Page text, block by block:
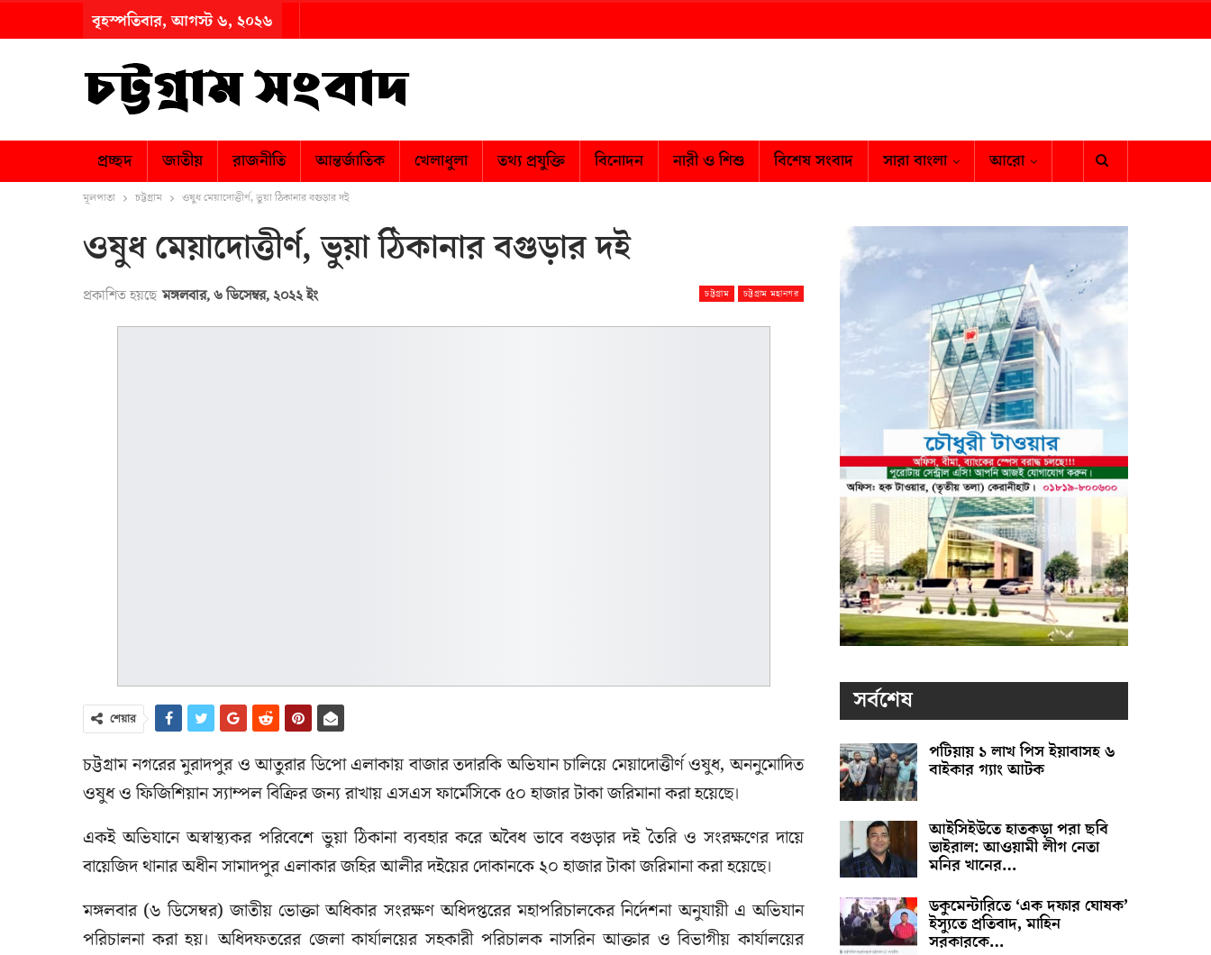
বৃহস্পতিবার, আগস্ট ৬, ২০২৬
প্রচ্ছদ জাতীয় রাজনীতি আন্তর্জাতিক খেলাধুলা তথ্য প্রযুক্তি বিনোদন নারী ও শিশু বিশেষ সংবাদ সারা বাংলা আরো
মূলপাতা চট্টগ্রাম ওষুধ মেয়াদোত্তীর্ণ, ভুয়া ঠিকানার বগুড়ার দই
ওষুধ মেয়াদোত্তীর্ণ, ভুয়া ঠিকানার বগুড়ার দই
চট্টগ্রাম চট্টগ্রাম মহানগর
প্রকাশিত হয়ছে মঙ্গলবার, ৬ ডিসেম্বর, ২০২২ ইং
শেয়ার
চট্টগ্রাম নগরের মুরাদপুর ও আতুরার ডিপো এলাকায় বাজার তদার‌কি অ‌ভিযান চালিয়ে মেয়াদোত্তীর্ণ ওষুধ, অননুমোদিত
ওষুধ ও ফিজিশিয়ান স্যাম্পল বিক্রির জন্য রাখায় এসএস ফার্মেসিকে ৫০ হাজার টাকা জরিমানা করা হয়েছে।
একই অভিযানে অস্বাস্থ্যকর প‌রি‌বে‌শে ভুয়া ঠিকানা ব্যবহার করে অবৈধ ভাবে বগুড়ার দই তৈরি ও সংরক্ষণের দায়ে
বায়েজিদ থানার অধীন সামাদপুর এলাকার জহির আলীর দইয়ের দোকানকে ২০ হাজার টাকা জ‌রিমানা করা হয়েছে।
মঙ্গলবার (৬ ডিসেম্বর) জাতীয় ভোক্তা অ‌ধিকার সংরক্ষণ অ‌ধিদপ্ত‌রের মহাপ‌রিচালকের নি‌র্দেশনা অনুযায়ী এ অভিযান
পরিচালনা করা হয়। অধিদফতরের জেলা কার্যালয়ের সহকারী প‌রিচালক নাসরিন আক্তার ও বিভাগীয় কার্যালয়ের
সর্বশেষ
পটিয়ায় ১ লাখ পিস ইয়াবাসহ ৬
বাইকার গ্যাং আটক
আইসিইউতে হাতকড়া পরা ছবি
ভাইরাল: আওয়ামী লীগ নেতা
মনির খানের…
ডকুমেন্টারিতে ‘এক দফার ঘোষক’
ইস্যুতে প্রতিবাদ, মাহিন
সরকারকে…